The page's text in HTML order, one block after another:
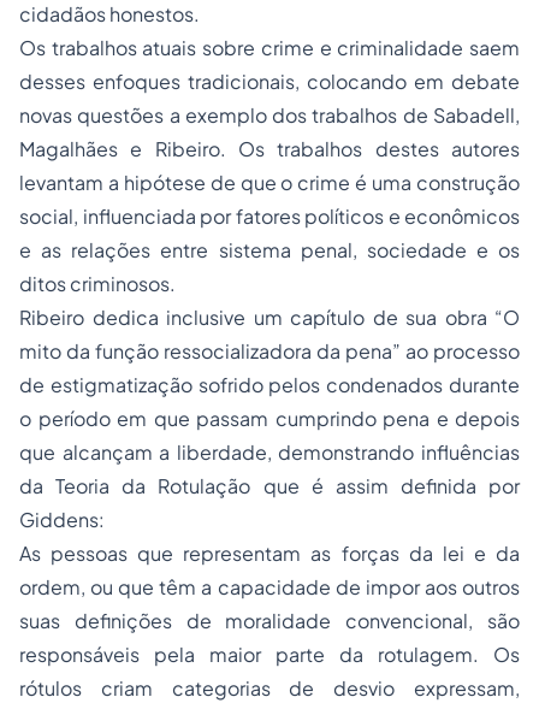
cidadãos honestos.
Os trabalhos atuais sobre crime e criminalidade saem
desses enfoques tradicionais, colocando em debate
novas questões a exemplo dos trabalhos de Sabadell,
Magalhães e Ribeiro. Os trabalhos destes autores
levantam a hipótese de que o crime é uma construção
social, influenciada por fatores políticos e econômicos
e as relações entre sistema penal, sociedade e os
ditos criminosos.
Ribeiro dedica inclusive um capítulo de sua obra “O
mito da função ressocializadora da pena” ao processo
de estigmatização sofrido pelos condenados durante
o período em que passam cumprindo pena e depois
que alcançam a liberdade, demonstrando influências
da Teoria da Rotulação que é assim definida por
Giddens:
As pessoas que representam as forças da lei e da
ordem, ou que têm a capacidade de impor aos outros
suas definições de moralidade convencional, são
responsáveis pela maior parte da rotulagem. Os
rótulos criam categorias de desvio expressam,